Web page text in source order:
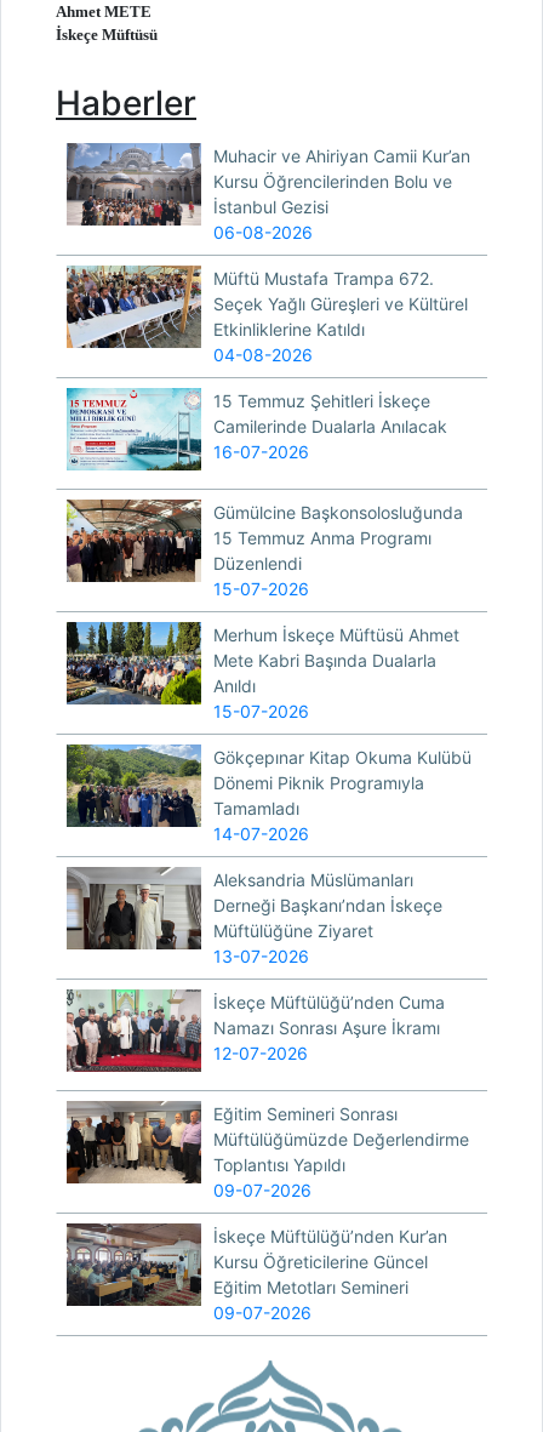
Ahmet METE
İskeçe Müftüsü
Haberler
Muhacir ve Ahiriyan Camii Kur’an
Kursu Öğrencilerinden Bolu ve
İstanbul Gezisi
06-08-2026
Müftü Mustafa Trampa 672.
Seçek Yağlı Güreşleri ve Kültürel
Etkinliklerine Katıldı
04-08-2026
15 Temmuz Şehitleri İskeçe
Camilerinde Dualarla Anılacak
16-07-2026
Gümülcine Başkonsolosluğunda
15 Temmuz Anma Programı
Düzenlendi
15-07-2026
Merhum İskeçe Müftüsü Ahmet
Mete Kabri Başında Dualarla
Anıldı
15-07-2026
Gökçepınar Kitap Okuma Kulübü
Dönemi Piknik Programıyla
Tamamladı
14-07-2026
Aleksandria Müslümanları
Derneği Başkanı’ndan İskeçe
Müftülüğüne Ziyaret
13-07-2026
İskeçe Müftülüğü’nden Cuma
Namazı Sonrası Aşure İkramı
12-07-2026
Eğitim Semineri Sonrası
Müftülüğümüzde Değerlendirme
Toplantısı Yapıldı
09-07-2026
İskeçe Müftülüğü’nden Kur’an
Kursu Öğreticilerine Güncel
Eğitim Metotları Semineri
09-07-2026